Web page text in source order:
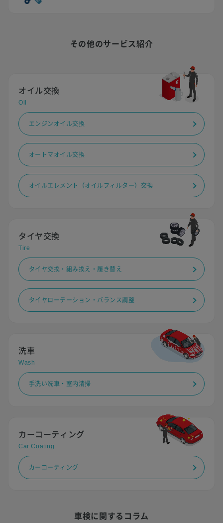
その他のサービス紹介
オイル交換
Oil
エンジンオイル交換
オートマオイル交換
オイルエレメント（オイルフィルター）交換
タイヤ交換
Tire
タイヤ交換・組み換え・履き替え
タイヤローテーション・バランス調整
洗車
Wash
手洗い洗車・室内清掃
カーコーティング
Car Coating
カーコーティング
車検に関するコラム